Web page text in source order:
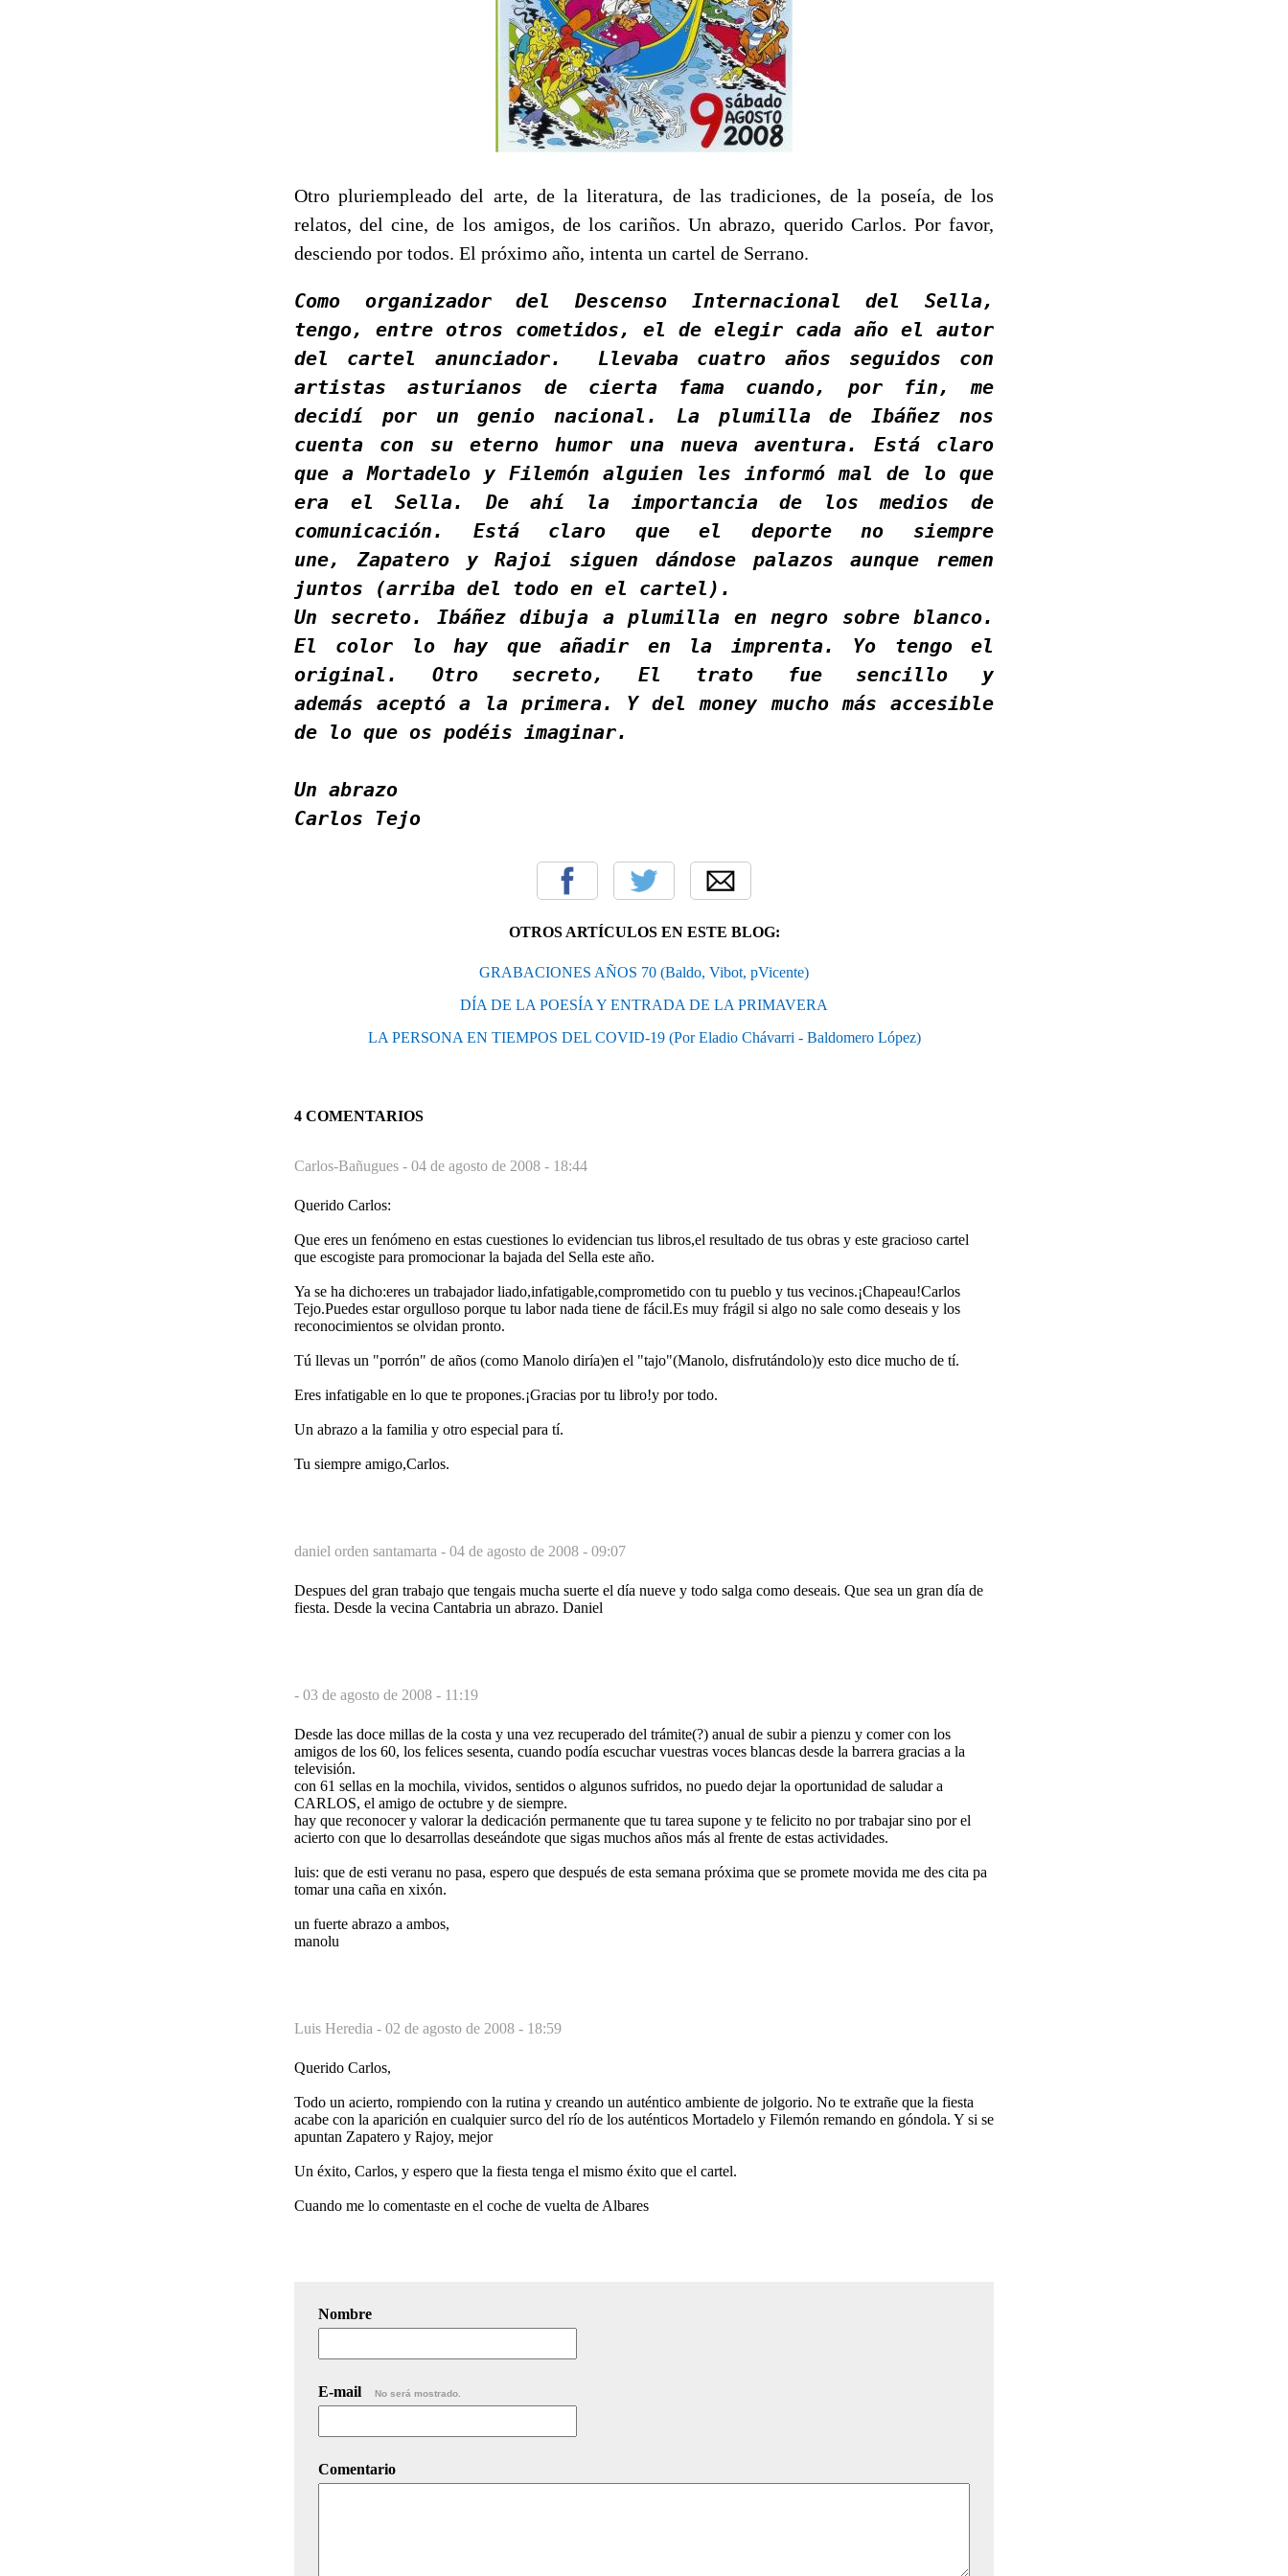
Otro pluriempleado del arte, de la literatura, de las tradiciones, de la poseía, de los
relatos, del cine, de los amigos, de los cariños. Un abrazo, querido Carlos. Por favor,
desciendo por todos. El próximo año, intenta un cartel de Serrano.
Como organizador del Descenso Internacional del Sella,
tengo, entre otros cometidos, el de elegir cada año el autor
del cartel anunciador. Llevaba cuatro años seguidos con
artistas asturianos de cierta fama cuando, por fin, me
decidí por un genio nacional. La plumilla de Ibáñez nos
cuenta con su eterno humor una nueva aventura. Está claro
que a Mortadelo y Filemón alguien les informó mal de lo que
era el Sella. De ahí la importancia de los medios de
comunicación. Está claro que el deporte no siempre
une, Zapatero y Rajoi siguen dándose palazos aunque remen
juntos (arriba del todo en el cartel).
Un secreto. Ibáñez dibuja a plumilla en negro sobre blanco.
El color lo hay que añadir en la imprenta. Yo tengo el
original. Otro secreto, El trato fue sencillo y
además aceptó a la primera. Y del money mucho más accesible
de lo que os podéis imaginar.
Un abrazo
Carlos Tejo
OTROS ARTÍCULOS EN ESTE BLOG:
GRABACIONES AÑOS 70 (Baldo, Vibot, pVicente)
DÍA DE LA POESÍA Y ENTRADA DE LA PRIMAVERA
LA PERSONA EN TIEMPOS DEL COVID-19 (Por Eladio Chávarri - Baldomero López)
4 COMENTARIOS
Carlos-Bañugues - 04 de agosto de 2008 - 18:44
Querido Carlos:
Que eres un fenómeno en estas cuestiones lo evidencian tus libros,el resultado de tus obras y este gracioso cartel
que escogiste para promocionar la bajada del Sella este año.
Ya se ha dicho:eres un trabajador liado,infatigable,comprometido con tu pueblo y tus vecinos.¡Chapeau!Carlos
Tejo.Puedes estar orgulloso porque tu labor nada tiene de fácil.Es muy frágil si algo no sale como deseais y los
reconocimientos se olvidan pronto.
Tú llevas un "porrón" de años (como Manolo diría)en el "tajo"(Manolo, disfrutándolo)y esto dice mucho de tí.
Eres infatigable en lo que te propones.¡Gracias por tu libro!y por todo.
Un abrazo a la familia y otro especial para tí.
Tu siempre amigo,Carlos.
daniel orden santamarta - 04 de agosto de 2008 - 09:07
Despues del gran trabajo que tengais mucha suerte el día nueve y todo salga como deseais. Que sea un gran día de
fiesta. Desde la vecina Cantabria un abrazo. Daniel
- 03 de agosto de 2008 - 11:19
Desde las doce millas de la costa y una vez recuperado del trámite(?) anual de subir a pienzu y comer con los
amigos de los 60, los felices sesenta, cuando podía escuchar vuestras voces blancas desde la barrera gracias a la
televisión.
con 61 sellas en la mochila, vividos, sentidos o algunos sufridos, no puedo dejar la oportunidad de saludar a
CARLOS, el amigo de octubre y de siempre.
hay que reconocer y valorar la dedicación permanente que tu tarea supone y te felicito no por trabajar sino por el
acierto con que lo desarrollas deseándote que sigas muchos años más al frente de estas actividades.
luis: que de esti veranu no pasa, espero que después de esta semana próxima que se promete movida me des cita pa
tomar una caña en xixón.
un fuerte abrazo a ambos,
manolu
Luis Heredia - 02 de agosto de 2008 - 18:59
Querido Carlos,
Todo un acierto, rompiendo con la rutina y creando un auténtico ambiente de jolgorio. No te extrañe que la fiesta
acabe con la aparición en cualquier surco del río de los auténticos Mortadelo y Filemón remando en góndola. Y si se
apuntan Zapatero y Rajoy, mejor
Un éxito, Carlos, y espero que la fiesta tenga el mismo éxito que el cartel.
Cuando me lo comentaste en el coche de vuelta de Albares
Nombre
E-mail No será mostrado.
Comentario